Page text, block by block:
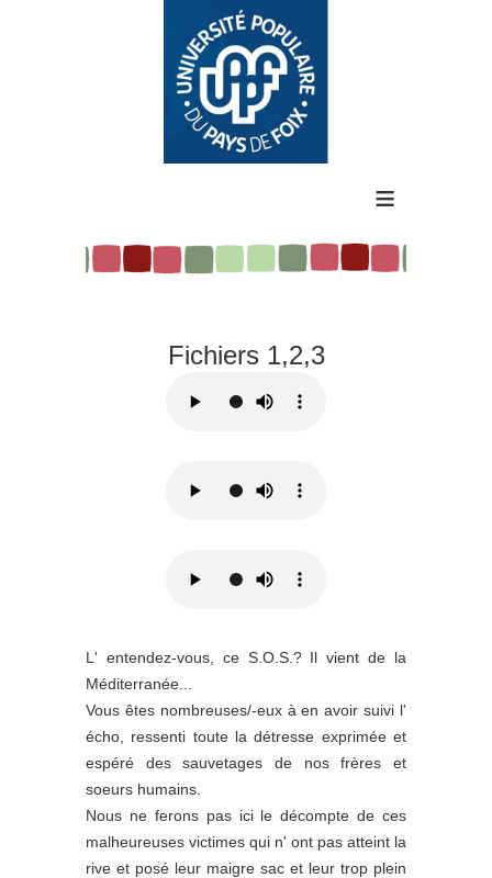
≡
Fichiers 1,2,3
L' entendez-vous, ce S.O.S.? Il vient de la
Méditerranée...
Vous êtes nombreuses/-eux à en avoir suivi l'
écho, ressenti toute la détresse exprimée et
espéré des sauvetages de nos frères et
soeurs humains.
Nous ne ferons pas ici le décompte de ces
malheureuses victimes qui n' ont pas atteint la
rive et posé leur maigre sac et leur trop plein